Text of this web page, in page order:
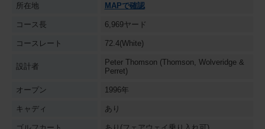
所在地 MAPで確認
コース長 6,969ヤード
コースレート 72.4(White)
設計者
Peter Thomson (Thomson, Wolveridge &
Perret)
オープン 1996年
キャディ あり